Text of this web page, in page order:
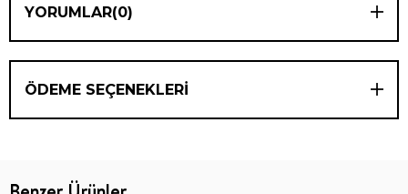
YORUMLAR(0)
ÖDEME SEÇENEKLERI